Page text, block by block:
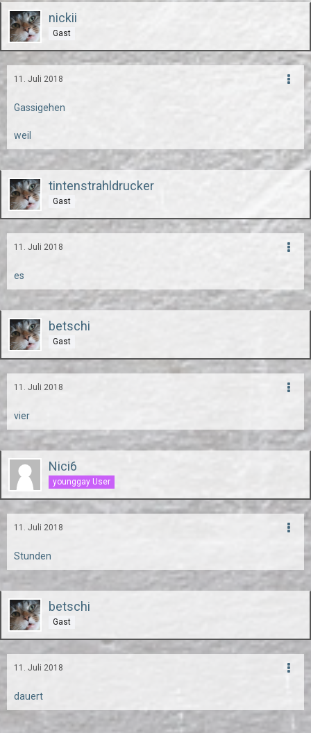
nickii
Gast
11. Juli 2018
Gassigehen
weil
tintenstrahldrucker
Gast
11. Juli 2018
es
betschi
Gast
11. Juli 2018
vier
Nici6
younggay User
11. Juli 2018
Stunden
betschi
Gast
11. Juli 2018
dauert